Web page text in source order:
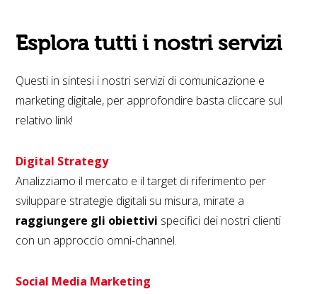
Esplora tutti i nostri servizi
Questi in sintesi i nostri servizi di comunicazione e
marketing digitale, per approfondire basta cliccare sul
relativo link!
Digital Strategy
Analizziamo il mercato e il target di riferimento per
sviluppare strategie digitali su misura, mirate a
raggiungere gli obiettivi specifici dei nostri clienti
con un approccio omni-channel.
Social Media Marketing